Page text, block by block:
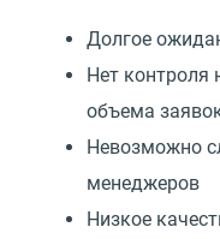
Долгое
Нет
объема
Невозможно
менеджеров
Низкое